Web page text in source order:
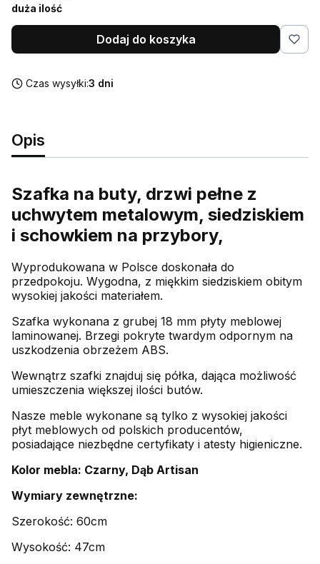
duża ilość
Dodaj do koszyka
Czas wysyłki:3 dni
Opis
Szafka na buty, drzwi pełne z
uchwytem metalowym, siedziskiem
i schowkiem na przybory,
Wyprodukowana w Polsce doskonała do
przedpokoju. Wygodna, z miękkim siedziskiem obitym
wysokiej jakości materiałem.
Szafka wykonana z grubej 18 mm płyty meblowej
laminowanej. Brzegi pokryte twardym odpornym na
uszkodzenia obrzeżem ABS.
Wewnątrz szafki znajduj się półka, dająca możliwość
umieszczenia większej ilości butów.
Nasze meble wykonane są tylko z wysokiej jakości
płyt meblowych od polskich producentów,
posiadające niezbędne certyfikaty i atesty higieniczne.
Kolor mebla: Czarny, Dąb Artisan
Wymiary zewnętrzne:
Szerokość: 60cm
Wysokość: 47cm